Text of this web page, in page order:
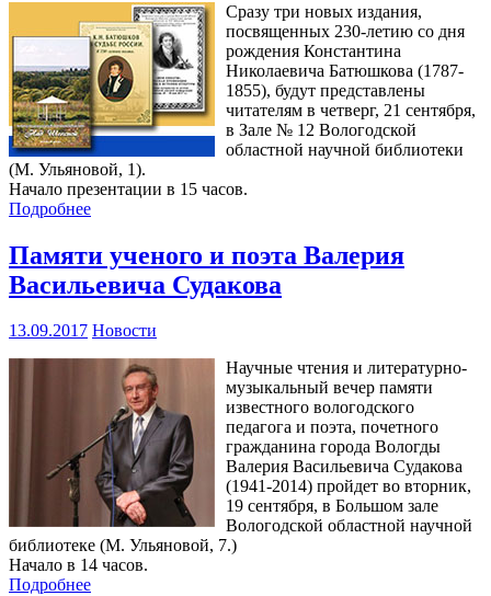
Сразу три новых издания,
посвященных 230-летию со дня
рождения Константина
Николаевича Батюшкова (1787-
1855), будут представлены
читателям в четверг, 21 сентября,
в Зале № 12 Вологодской
областной научной библиотеки
(М. Ульяновой, 1).
Начало презентации в 15 часов.
Подробнее
Памяти ученого и поэта Валерия
Васильевича Судакова
13.09.2017 Новости
Научные чтения и литературно-
музыкальный вечер памяти
известного вологодского
педагога и поэта, почетного
гражданина города Вологды
Валерия Васильевича Судакова
(1941-2014) пройдет во вторник,
19 сентября, в Большом зале
Вологодской областной научной
библиотеке (М. Ульяновой, 7.)
Начало в 14 часов.
Подробнее